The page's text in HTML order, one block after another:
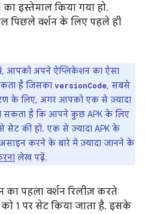
का इस्तेमाल किया गया हो.
पिछले वर्शन के लिए पहले ही
आपको अपने ऐप्लिकेशन का ऐसा
है जिसका versionCode, सबसे
के लिए, अगर आपको एक से ज़्यादा
सकता है कि आपने कुछ APK के लिए
सेट की हों. एक से ज़्यादा APK के
करने के बारे में ज़्यादा जानने के
लेख पढ़ें.
पहला वर्शन रिलीज़ करते
को 1 पर सेट किया जाता है. इसके